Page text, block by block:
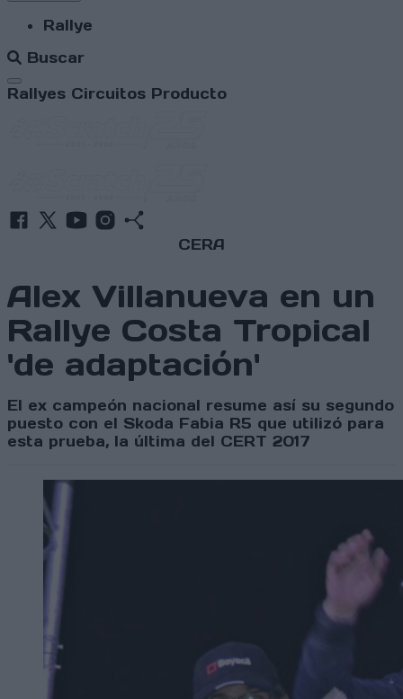
Rallye
Buscar
Abrir menú
Rallyes Circuitos Producto
CERA
Alex Villanueva en un
Rallye Costa Tropical
'de adaptación'
El ex campeón nacional resume así su segundo
puesto con el Skoda Fabia R5 que utilizó para
esta prueba, la última del CERT 2017